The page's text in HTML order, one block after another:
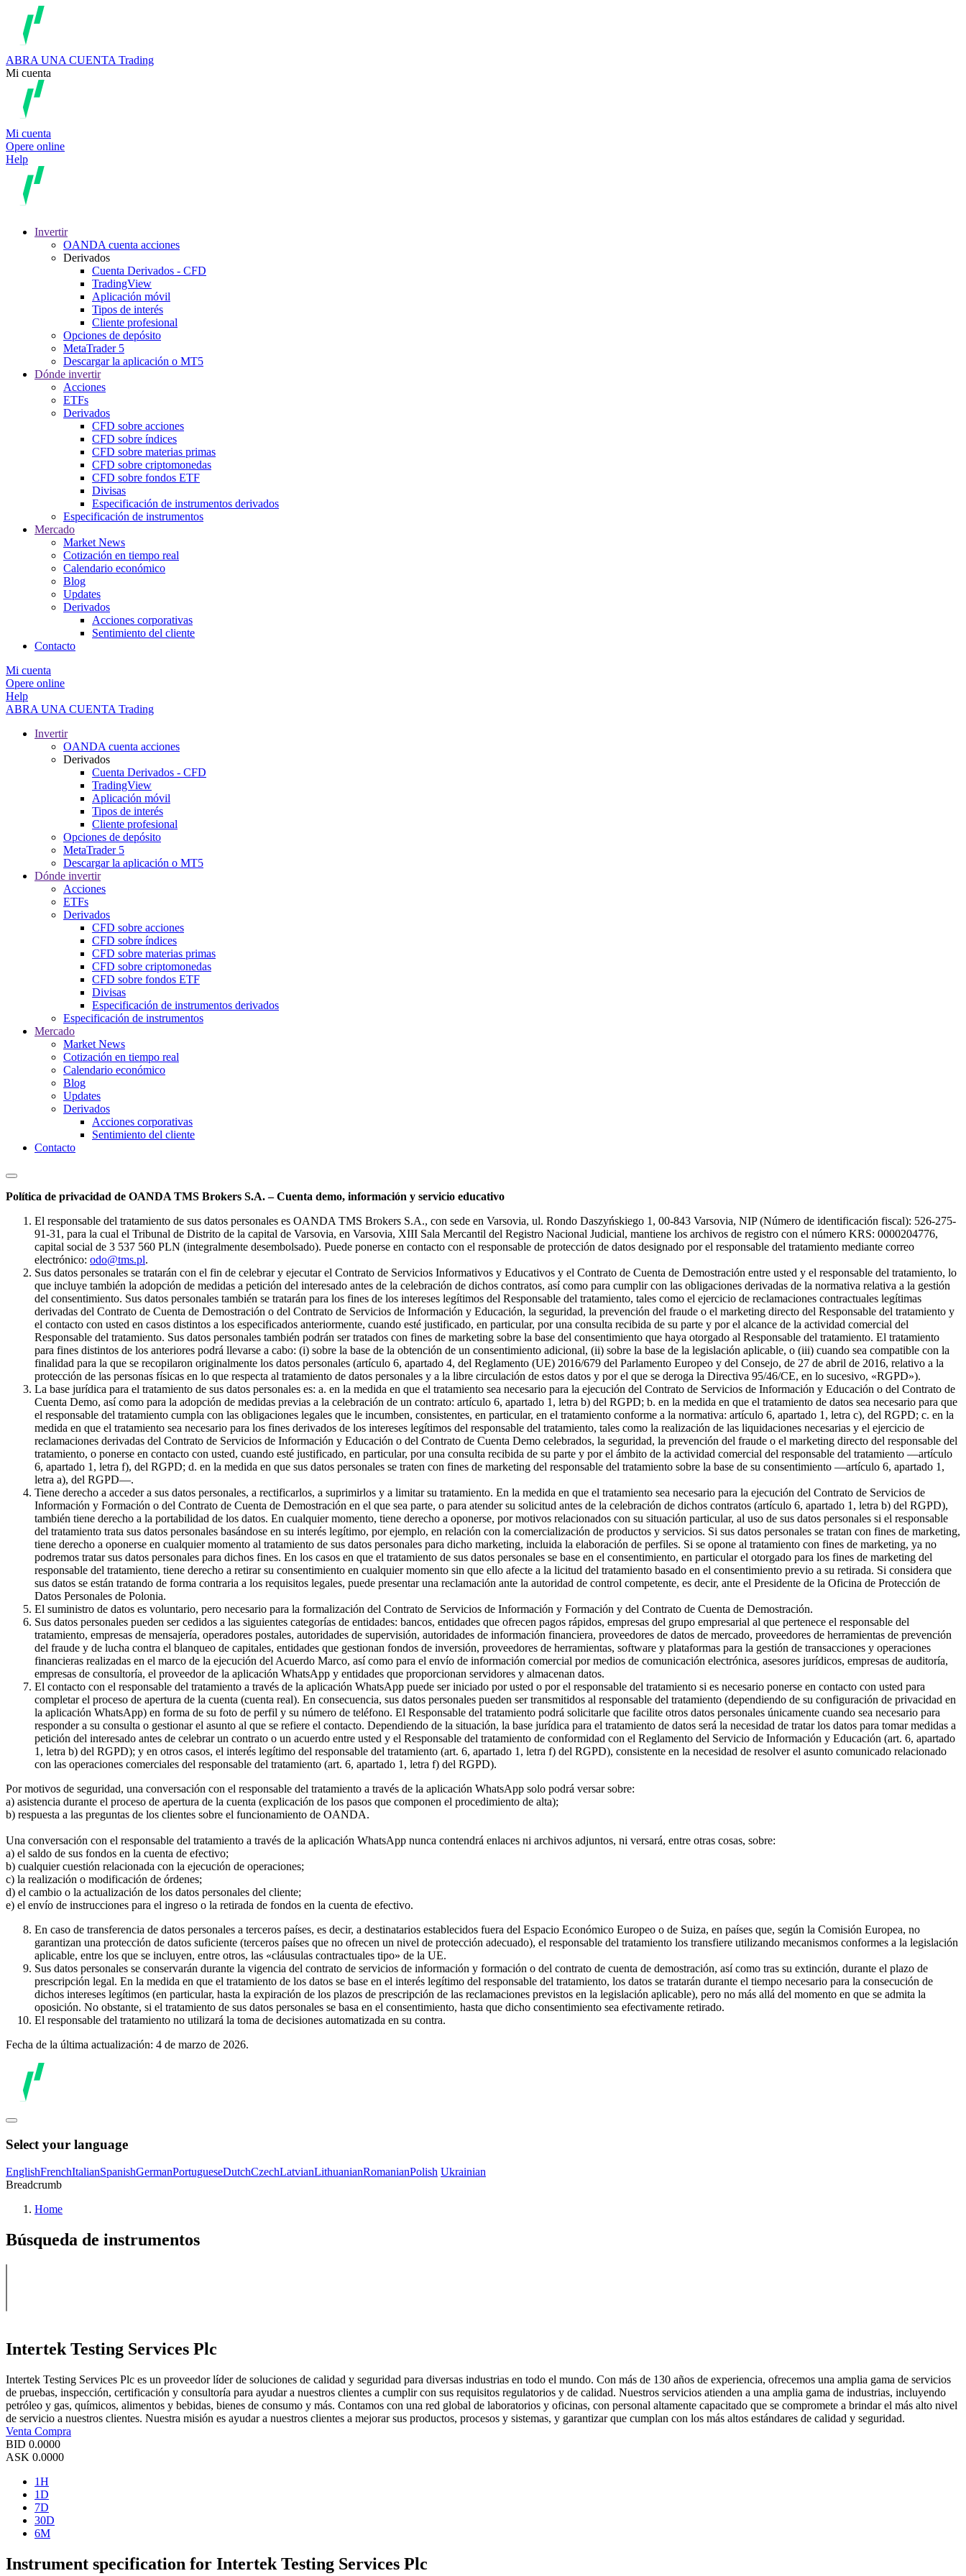
ABRA UNA CUENTA Trading
Mi cuenta
Mi cuenta
Opere online
Help
Invertir
OANDA cuenta acciones
Derivados
Cuenta Derivados - CFD
TradingView
Aplicación móvil
Tipos de interés
Cliente profesional
Opciones de depósito
MetaTrader 5
Descargar la aplicación o MT5
Dónde invertir
Acciones
ETFs
Derivados
CFD sobre acciones
CFD sobre índices
CFD sobre materias primas
CFD sobre criptomonedas
CFD sobre fondos ETF
Divisas
Especificación de instrumentos derivados
Especificación de instrumentos
Mercado
Market News
Cotización en tiempo real
Calendario económico
Blog
Updates
Derivados
Acciones corporativas
Sentimiento del cliente
Contacto
Mi cuenta
Opere online
Help
ABRA UNA CUENTA Trading
Invertir
OANDA cuenta acciones
Derivados
Cuenta Derivados - CFD
TradingView
Aplicación móvil
Tipos de interés
Cliente profesional
Opciones de depósito
MetaTrader 5
Descargar la aplicación o MT5
Dónde invertir
Acciones
ETFs
Derivados
CFD sobre acciones
CFD sobre índices
CFD sobre materias primas
CFD sobre criptomonedas
CFD sobre fondos ETF
Divisas
Especificación de instrumentos derivados
Especificación de instrumentos
Mercado
Market News
Cotización en tiempo real
Calendario económico
Blog
Updates
Derivados
Acciones corporativas
Sentimiento del cliente
Contacto
Política de privacidad de OANDA TMS Brokers S.A. – Cuenta demo, información y servicio educativo
El responsable del tratamiento de sus datos personales es OANDA TMS Brokers S.A., con sede en Varsovia, ul. Rondo Daszyńskiego 1, 00-843 Varsovia, NIP (Número de identificación fiscal): 526-275-
91-31, para la cual el Tribunal de Distrito de la capital de Varsovia, en Varsovia, XIII Sala Mercantil del Registro Nacional Judicial, mantiene los archivos de registro con el número KRS: 0000204776,
capital social de 3 537 560 PLN (integralmente desembolsado). Puede ponerse en contacto con el responsable de protección de datos designado por el responsable del tratamiento mediante correo
electrónico: odo@tms.pl.
Sus datos personales se tratarán con el fin de celebrar y ejecutar el Contrato de Servicios Informativos y Educativos y el Contrato de Cuenta de Demostración entre usted y el responsable del tratamiento, lo
que incluye también la adopción de medidas a petición del interesado antes de la celebración de dichos contratos, así como para cumplir con las obligaciones derivadas de la normativa relativa a la gestión
del consentimiento. Sus datos personales también se tratarán para los fines de los intereses legítimos del Responsable del tratamiento, tales como el ejercicio de reclamaciones contractuales legítimas
derivadas del Contrato de Cuenta de Demostración o del Contrato de Servicios de Información y Educación, la seguridad, la prevención del fraude o el marketing directo del Responsable del tratamiento y
el contacto con usted en casos distintos a los especificados anteriormente, cuando esté justificado, en particular, por una consulta recibida de su parte y por el alcance de la actividad comercial del
Responsable del tratamiento. Sus datos personales también podrán ser tratados con fines de marketing sobre la base del consentimiento que haya otorgado al Responsable del tratamiento. El tratamiento
para fines distintos de los anteriores podrá llevarse a cabo: (i) sobre la base de la obtención de un consentimiento adicional, (ii) sobre la base de la legislación aplicable, o (iii) cuando sea compatible con la
finalidad para la que se recopilaron originalmente los datos personales (artículo 6, apartado 4, del Reglamento (UE) 2016/679 del Parlamento Europeo y del Consejo, de 27 de abril de 2016, relativo a la
protección de las personas físicas en lo que respecta al tratamiento de datos personales y a la libre circulación de estos datos y por el que se deroga la Directiva 95/46/CE, en lo sucesivo, «RGPD»).
La base jurídica para el tratamiento de sus datos personales es: a. en la medida en que el tratamiento sea necesario para la ejecución del Contrato de Servicios de Información y Educación o del Contrato de
Cuenta Demo, así como para la adopción de medidas previas a la celebración de un contrato: artículo 6, apartado 1, letra b) del RGPD; b. en la medida en que el tratamiento de datos sea necesario para que
el responsable del tratamiento cumpla con las obligaciones legales que le incumben, consistentes, en particular, en el tratamiento conforme a la normativa: artículo 6, apartado 1, letra c), del RGPD; c. en la
medida en que el tratamiento sea necesario para los fines derivados de los intereses legítimos del responsable del tratamiento, tales como la realización de las liquidaciones necesarias y el ejercicio de
reclamaciones derivadas del Contrato de Servicios de Información y Educación o del Contrato de Cuenta Demo celebrados, la seguridad, la prevención del fraude o el marketing directo del responsable del
tratamiento, o ponerse en contacto con usted, cuando esté justificado, en particular, por una consulta recibida de su parte y por el ámbito de la actividad comercial del responsable del tratamiento —artículo
6, apartado 1, letra f), del RGPD; d. en la medida en que sus datos personales se traten con fines de marketing del responsable del tratamiento sobre la base de su consentimiento —artículo 6, apartado 1,
letra a), del RGPD—.
Tiene derecho a acceder a sus datos personales, a rectificarlos, a suprimirlos y a limitar su tratamiento. En la medida en que el tratamiento sea necesario para la ejecución del Contrato de Servicios de
Información y Formación o del Contrato de Cuenta de Demostración en el que sea parte, o para atender su solicitud antes de la celebración de dichos contratos (artículo 6, apartado 1, letra b) del RGPD),
también tiene derecho a la portabilidad de los datos. En cualquier momento, tiene derecho a oponerse, por motivos relacionados con su situación particular, al uso de sus datos personales si el responsable
del tratamiento trata sus datos personales basándose en su interés legítimo, por ejemplo, en relación con la comercialización de productos y servicios. Si sus datos personales se tratan con fines de marketing,
tiene derecho a oponerse en cualquier momento al tratamiento de sus datos personales para dicho marketing, incluida la elaboración de perfiles. Si se opone al tratamiento con fines de marketing, ya no
podremos tratar sus datos personales para dichos fines. En los casos en que el tratamiento de sus datos personales se base en el consentimiento, en particular el otorgado para los fines de marketing del
responsable del tratamiento, tiene derecho a retirar su consentimiento en cualquier momento sin que ello afecte a la licitud del tratamiento basado en el consentimiento previo a su retirada. Si considera que
sus datos se están tratando de forma contraria a los requisitos legales, puede presentar una reclamación ante la autoridad de control competente, es decir, ante el Presidente de la Oficina de Protección de
Datos Personales de Polonia.
El suministro de datos es voluntario, pero necesario para la formalización del Contrato de Servicios de Información y Formación y del Contrato de Cuenta de Demostración.
Sus datos personales pueden ser cedidos a las siguientes categorías de entidades: bancos, entidades que ofrecen pagos rápidos, empresas del grupo empresarial al que pertenece el responsable del
tratamiento, empresas de mensajería, operadores postales, autoridades de supervisión, autoridades de información financiera, proveedores de datos de mercado, proveedores de herramientas de prevención
del fraude y de lucha contra el blanqueo de capitales, entidades que gestionan fondos de inversión, proveedores de herramientas, software y plataformas para la gestión de transacciones y operaciones
financieras realizadas en el marco de la ejecución del Acuerdo Marco, así como para el envío de información comercial por medios de comunicación electrónica, asesores jurídicos, empresas de auditoría,
empresas de consultoría, el proveedor de la aplicación WhatsApp y entidades que proporcionan servidores y almacenan datos.
El contacto con el responsable del tratamiento a través de la aplicación WhatsApp puede ser iniciado por usted o por el responsable del tratamiento si es necesario ponerse en contacto con usted para
completar el proceso de apertura de la cuenta (cuenta real). En consecuencia, sus datos personales pueden ser transmitidos al responsable del tratamiento (dependiendo de su configuración de privacidad en
la aplicación WhatsApp) en forma de su foto de perfil y su número de teléfono. El Responsable del tratamiento podrá solicitarle que facilite otros datos personales únicamente cuando sea necesario para
responder a su consulta o gestionar el asunto al que se refiere el contacto. Dependiendo de la situación, la base jurídica para el tratamiento de datos será la necesidad de tratar los datos para tomar medidas a
petición del interesado antes de celebrar un contrato o un acuerdo entre usted y el Responsable del tratamiento de conformidad con el Reglamento del Servicio de Información y Educación (art. 6, apartado
1, letra b) del RGPD); y en otros casos, el interés legítimo del responsable del tratamiento (art. 6, apartado 1, letra f) del RGPD), consistente en la necesidad de resolver el asunto comunicado relacionado
con las operaciones comerciales del responsable del tratamiento (art. 6, apartado 1, letra f) del RGPD).
Por motivos de seguridad, una conversación con el responsable del tratamiento a través de la aplicación WhatsApp solo podrá versar sobre:
a) asistencia durante el proceso de apertura de la cuenta (explicación de los pasos que componen el procedimiento de alta);
b) respuesta a las preguntas de los clientes sobre el funcionamiento de OANDA.
Una conversación con el responsable del tratamiento a través de la aplicación WhatsApp nunca contendrá enlaces ni archivos adjuntos, ni versará, entre otras cosas, sobre:
a) el saldo de sus fondos en la cuenta de efectivo;
b) cualquier cuestión relacionada con la ejecución de operaciones;
c) la realización o modificación de órdenes;
d) el cambio o la actualización de los datos personales del cliente;
e) el envío de instrucciones para el ingreso o la retirada de fondos en la cuenta de efectivo.
En caso de transferencia de datos personales a terceros países, es decir, a destinatarios establecidos fuera del Espacio Económico Europeo o de Suiza, en países que, según la Comisión Europea, no
garantizan una protección de datos suficiente (terceros países que no ofrecen un nivel de protección adecuado), el responsable del tratamiento los transfiere utilizando mecanismos conformes a la legislación
aplicable, entre los que se incluyen, entre otros, las «cláusulas contractuales tipo» de la UE.
Sus datos personales se conservarán durante la vigencia del contrato de servicios de información y formación o del contrato de cuenta de demostración, así como tras su extinción, durante el plazo de
prescripción legal. En la medida en que el tratamiento de los datos se base en el interés legítimo del responsable del tratamiento, los datos se tratarán durante el tiempo necesario para la consecución de
dichos intereses legítimos (en particular, hasta la expiración de los plazos de prescripción de las reclamaciones previstos en la legislación aplicable), pero no más allá del momento en que se admita la
oposición. No obstante, si el tratamiento de sus datos personales se basa en el consentimiento, hasta que dicho consentimiento sea efectivamente retirado.
El responsable del tratamiento no utilizará la toma de decisiones automatizada en su contra.
Fecha de la última actualización: 4 de marzo de 2026.
Select your language
EnglishFrenchItalianSpanishGermanPortugueseDutchCzechLatvianLithuanianRomanianPolish Ukrainian
Breadcrumb
Home
Búsqueda de instrumentos
Intertek Testing Services Plc
Intertek Testing Services Plc es un proveedor líder de soluciones de calidad y seguridad para diversas industrias en todo el mundo. Con más de 130 años de experiencia, ofrecemos una amplia gama de servicios
de pruebas, inspección, certificación y consultoría para ayudar a nuestros clientes a cumplir con sus requisitos regulatorios y de calidad. Nuestros servicios atienden a una amplia gama de industrias, incluyendo
petróleo y gas, químicos, alimentos y bebidas, bienes de consumo y más. Contamos con una red global de laboratorios y oficinas, con personal altamente capacitado que se compromete a brindar el más alto nivel
de servicio a nuestros clientes. Nuestra misión es ayudar a nuestros clientes a mejorar sus productos, procesos y sistemas, y garantizar que cumplan con los más altos estándares de calidad y seguridad.
Venta Compra
BID 0.0000
ASK 0.0000
1H
1D
7D
30D
6M
Instrument specification for Intertek Testing Services Plc